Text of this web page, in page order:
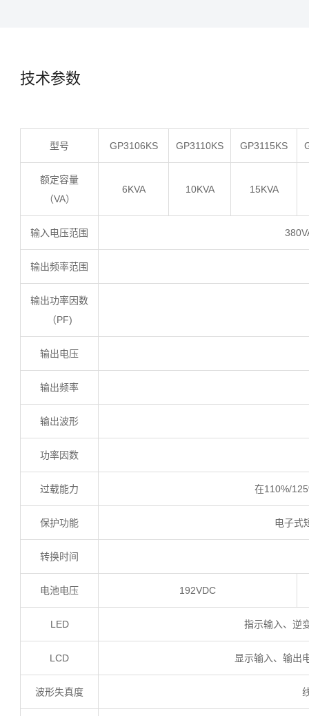
技术参数
型号 GP3106KS GP3110KS GP3115KS
额定容量
（VA）
6KVA 10KVA 15KVA
输入电压范围
输出频率范围
输出功率因数
（PF)
输出电压
输出频率
输出波形
功率因数
过载能力 在110%/
保护功能 电子式
转换时间
电池电压 192VDC
LED 指示输入、逆
LCD 显示输入、输出
波形失真度